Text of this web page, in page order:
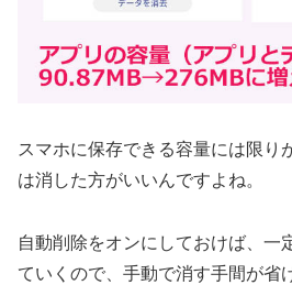
スマホに保存できる容量には限り
は消した方がいいんですよね。
自動削除をオンにしておけば、一
ていくので、手動で消す手間が省